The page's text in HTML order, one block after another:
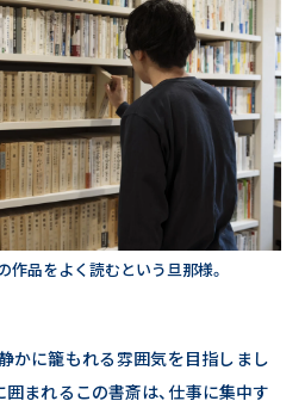
品をよく読むという旦那様。
かに籠もれる雰囲気を目指しまし
まれるこの書斎は、仕事に集中す